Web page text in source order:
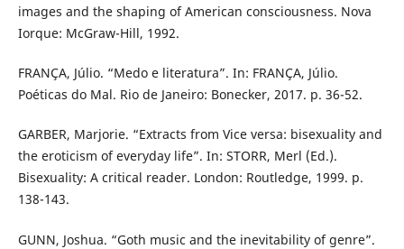
images and the shaping of American consciousness. Nova
Iorque: McGraw-Hill, 1992.
FRANÇA, Júlio. “Medo e literatura”. In: FRANÇA, Júlio.
Poéticas do Mal. Rio de Janeiro: Bonecker, 2017. p. 36-52.
GARBER, Marjorie. “Extracts from Vice versa: bisexuality and
the eroticism of everyday life”. In: STORR, Merl (Ed.).
Bisexuality: A critical reader. London: Routledge, 1999. p.
138-143.
GUNN, Joshua. “Goth music and the inevitability of genre”.